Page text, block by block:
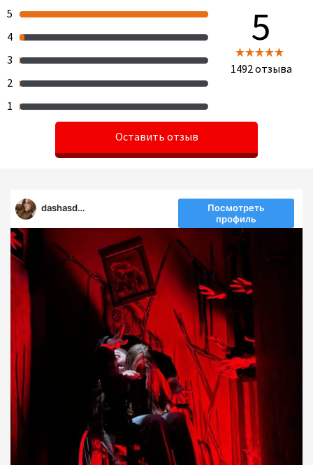
5
4
3
2
1
5
1492отзыва
Оставить отзыв
dashasdf99
Посмотреть
профиль